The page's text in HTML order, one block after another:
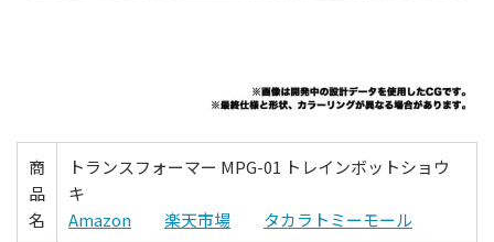
商
品
名
トランスフォーマー MPG-01 トレインボットショウ
キ
Amazon
楽天市場 タカラトミーモール